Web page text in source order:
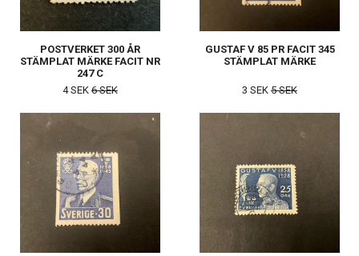
POSTVERKET 300 ÅR
STÄMPLAT MÄRKE FACIT NR
247 C
4 SEK 6 SEK
GUSTAF V 85 PR FACIT 345
STÄMPLAT MÄRKE
3 SEK 5 SEK